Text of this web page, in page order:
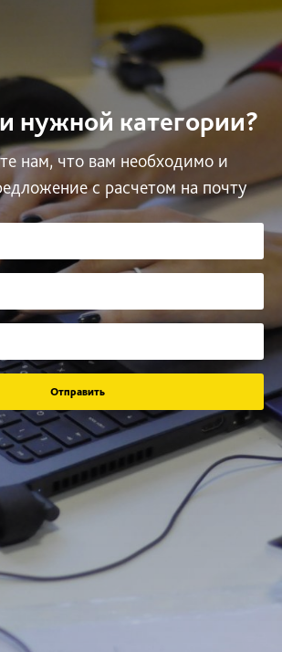
нужной категории?
нам, что вам необходимо и
с расчетом на почту
Отправить